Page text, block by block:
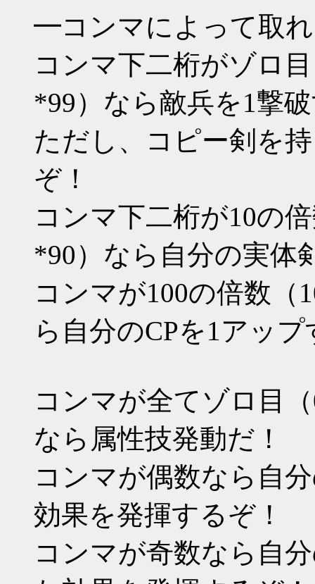
━コンマによって取
コンマ下二桁がゾロ
*99）なら敵兵を1撃
ただし、コピー剣を
ぞ！
コンマ下二桁が10の
*90）なら自分の実体
コンマが100の倍数（
ら自分のCPを1アッ
コンマが全てゾロ目（
なら属性技発動だ！
コンマが偶数なら自
効果を発揮するぞ！
コンマが奇数なら自